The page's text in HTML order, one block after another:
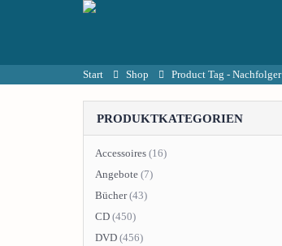
Start Shop Product Tag - Nachfolger
PRODUKTKATEGORIEN
Accessoires (16)
Angebote (7)
Bücher (43)
CD (450)
DVD (456)